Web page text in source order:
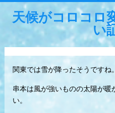
天候がコロコロ
い
関東では雪が降ったそうですね。
串本は風が強いものの太陽が
い。